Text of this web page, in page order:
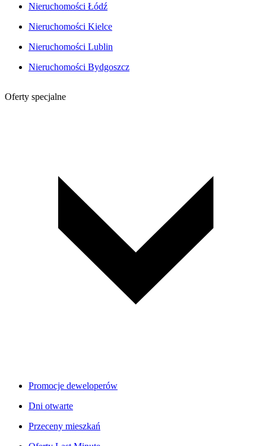
Nieruchomości Łódź
Nieruchomości Kielce
Nieruchomości Lublin
Nieruchomości Bydgoszcz
Oferty specjalne
Promocje deweloperów
Dni otwarte
Przeceny mieszkań